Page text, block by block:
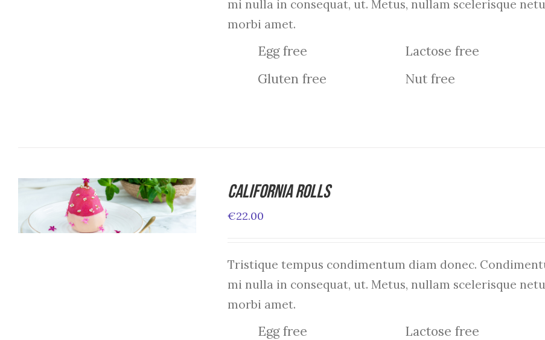
mi nulla in consequat, ut. Metus, nullam scelerisque
morbi amet.
Egg free
Gluten free
Lactose free
Nut free
ADD TO CART DETAILS
California Rolls
€22.00
Tristique tempus condimentum diam donec.
mi nulla in consequat, ut. Metus, nullam scelerisque
morbi amet.
Egg free
Lactose free